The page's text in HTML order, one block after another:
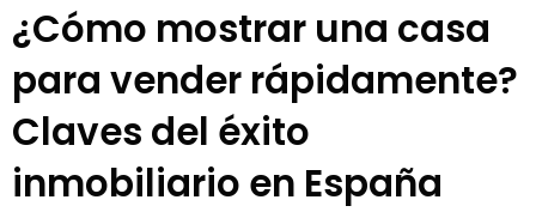
¿Cómo mostrar una casa
para vender rápidamente?
Claves del éxito
inmobiliario en España